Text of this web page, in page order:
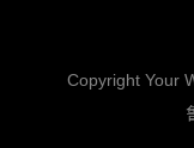
Copyright Your